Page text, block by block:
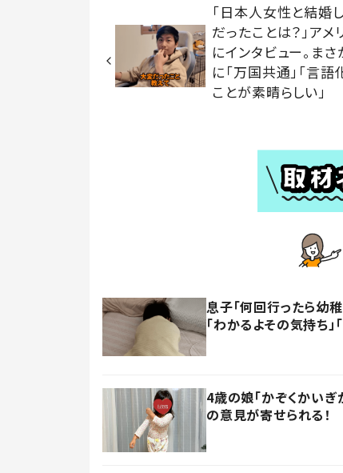
「日本人女性と結婚
だったことは？」アメ
にインタビュー。ま
に「万国共通」「言語
ことが素晴らしい」
息子「何回行ったら幼
「わかるよその気持ち」
4歳の娘「かぞくかい
の意見が寄せられる！